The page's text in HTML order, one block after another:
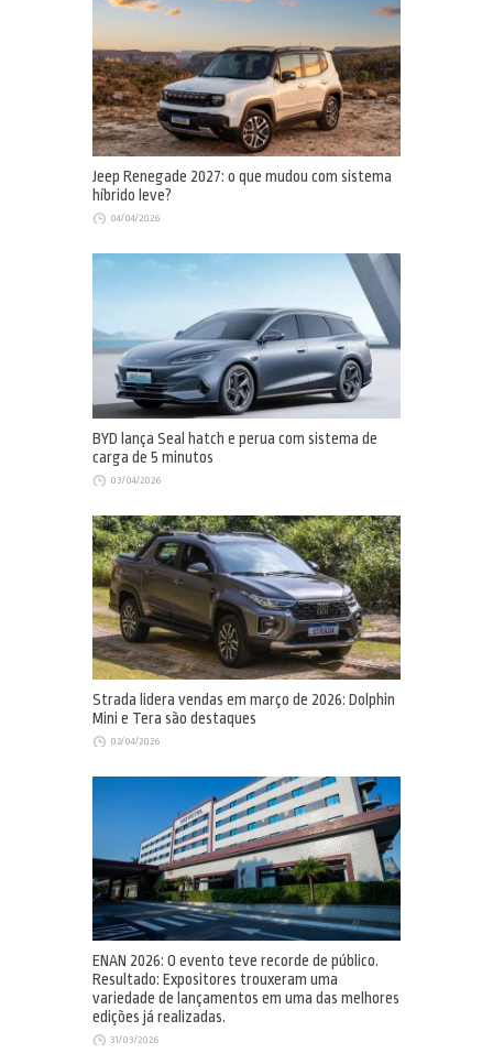
Jeep Renegade 2027: o que mudou com sistema
híbrido leve?
04/04/2026
BYD lança Seal hatch e perua com sistema de
carga de 5 minutos
03/04/2026
Strada lidera vendas em março de 2026: Dolphin
Mini e Tera são destaques
02/04/2026
ENAN 2026: O evento teve recorde de público.
Resultado: Expositores trouxeram uma
variedade de lançamentos em uma das melhores
edições já realizadas.
31/03/2026